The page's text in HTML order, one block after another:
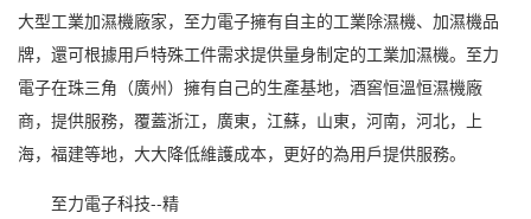
大型工業加濕機廠家，至力電子擁有自主的工業除濕機、 加濕機品
牌，還可根據用戶特殊工件需求提供量身制定的工業加濕機。至力
電子在珠三角（廣州）擁有自己的生產基地，酒窖恒溫恒濕機廠
商，提供服務，覆蓋浙江，廣東，江蘇，山東，河南，河北，上
海，福建等地，大大降低維護成本，更好的為用戶提供服務。
至力電子科技--精